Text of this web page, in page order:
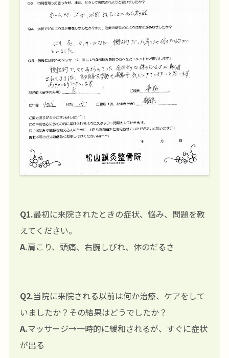
Q1.最初に来院されたときの症状、悩み、問題を教
えてください。
A.肩こり、頭痛、右腕しびれ、体のだるさ
Q2.当院に来院される以前は何か治療、ケアをして
いましたか？その結果はどうでしたか？
A.マッサージ→一時的に緩和されるが、すぐに症状
が出る